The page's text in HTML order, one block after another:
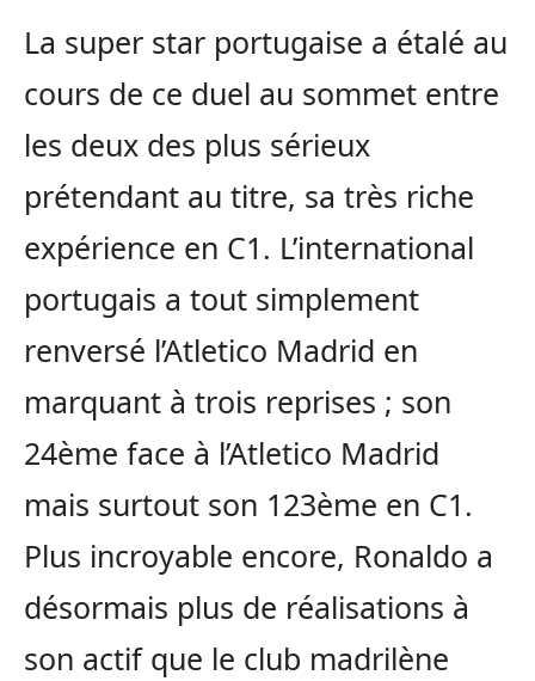
La super star portugaise a étalé au
cours de ce duel au sommet entre
les deux des plus sérieux
prétendant au titre, sa très riche
expérience en C1. L’international
portugais a tout simplement
renversé l’Atletico Madrid en
marquant à trois reprises ; son
24ème face à l’Atletico Madrid
mais surtout son 123ème en C1.
Plus incroyable encore, Ronaldo a
désormais plus de réalisations à
son actif que le club madrilène